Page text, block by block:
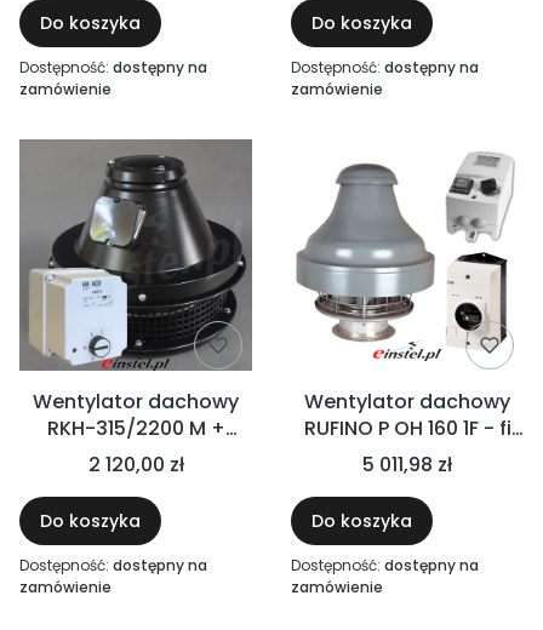
Do koszyka
Dostępność: dostępny na
zamówienie
Do koszyka
Dostępność: dostępny na
zamówienie
Wentylator dachowy
RKH-315/2200 M +
REGULATOR OBROTÓW
- Zestaw o wydajności
1800 m3/h 185W
2 120,00 zł
Do koszyka
Dostępność: dostępny na
zamówienie
Wentylator dachowy
RUFINO P OH 160 1F - fi
160, 180W z regulatorem
obrotów i wyłącznikiem
serwisowym - baseny,
oczyszczalnie ścieków,
przemysł chemiczny
5 011,98 zł
Do koszyka
Dostępność: dostępny na
zamówienie